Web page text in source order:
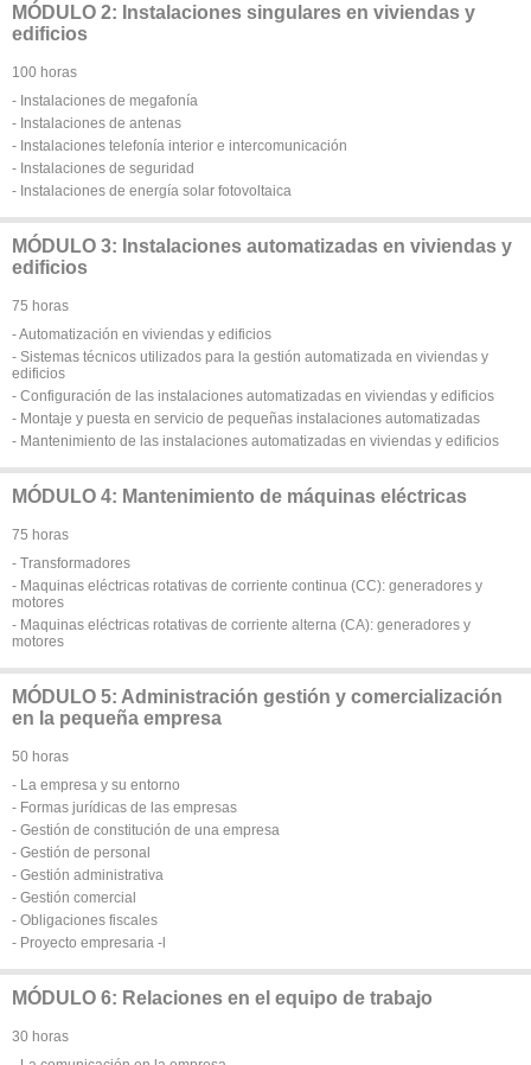
MÓDULO 2: Instalaciones singulares en viviendas y
edificios
100 horas
- Instalaciones de megafonía
- Instalaciones de antenas
- Instalaciones telefonía interior e intercomunicación
- Instalaciones de seguridad
- Instalaciones de energía solar fotovoltaica
MÓDULO 3: Instalaciones automatizadas en viviendas y
edificios
75 horas
- Automatización en viviendas y edificios
- Sistemas técnicos utilizados para la gestión automatizada en viviendas y
edificios
- Configuración de las instalaciones automatizadas en viviendas y edificios
- Montaje y puesta en servicio de pequeñas instalaciones automatizadas
- Mantenimiento de las instalaciones automatizadas en viviendas y edificios
MÓDULO 4: Mantenimiento de máquinas eléctricas
75 horas
- Transformadores
- Maquinas eléctricas rotativas de corriente continua (CC): generadores y
motores
- Maquinas eléctricas rotativas de corriente alterna (CA): generadores y
motores
MÓDULO 5: Administración gestión y comercialización
en la pequeña empresa
50 horas
- La empresa y su entorno
- Formas jurídicas de las empresas
- Gestión de constitución de una empresa
- Gestión de personal
- Gestión administrativa
- Gestión comercial
- Obligaciones fiscales
- Proyecto empresaria -l
MÓDULO 6: Relaciones en el equipo de trabajo
30 horas